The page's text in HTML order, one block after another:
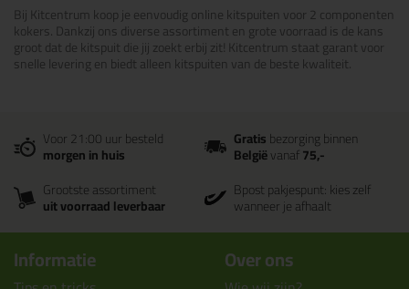
Bij Kitcentrum koop je eenvoudig online kitspuiten voor 2 componenten
kokers. Dankzij ons diverse assortiment en grote voorraad is de kans
groot dat de kitspuit die jij zoekt erbij zit! Kitcentrum staat garant voor
snelle levering en biedt alleen kitspuiten van de beste kwaliteit.
Voor 21:00 uur besteld
morgen in huis
Gratisbezorging binnen
Belgiëvanaf75,-
Grootste assortiment
uit voorraad leverbaar
Bpost pakjespunt: kies zelf
wanneer je afhaalt
Informatie Over ons